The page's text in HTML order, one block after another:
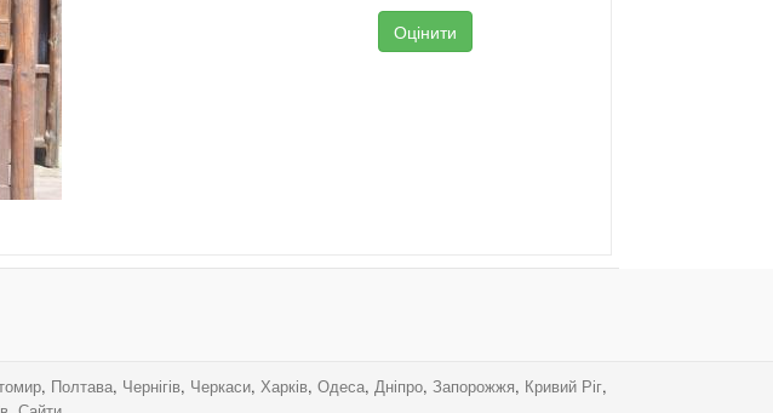
Оцінити
, Полтава, Чернігів, Черкаси, Харків, Одеса, Дніпро, Запорожжя, Кривий Ріг,